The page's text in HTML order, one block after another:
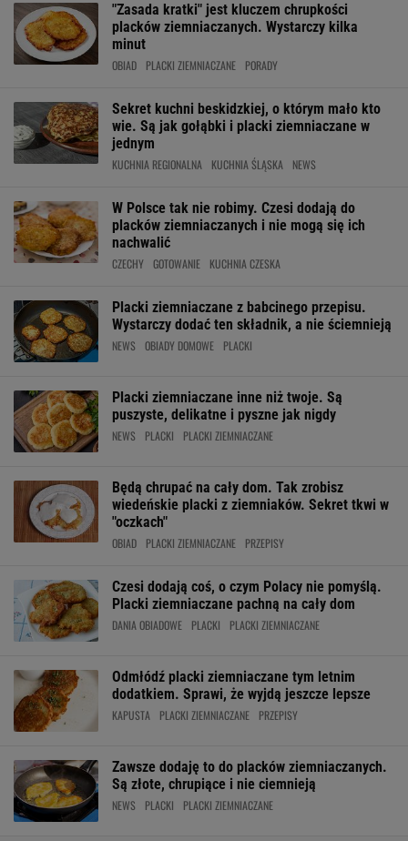
"Zasada kratki" jest kluczem chrupkości
placków ziemniaczanych. Wystarczy kilka
minut
OBIAD PLACKI ZIEMNIACZANE PORADY
Sekret kuchni beskidzkiej, o którym mało kto
wie. Są jak gołąbki i placki ziemniaczane w
jednym
KUCHNIA REGIONALNA KUCHNIA ŚLĄSKA NEWS
W Polsce tak nie robimy. Czesi dodają do
placków ziemniaczanych i nie mogą się ich
nachwalić
CZECHY GOTOWANIE KUCHNIA CZESKA
Placki ziemniaczane z babcinego przepisu.
Wystarczy dodać ten składnik, a nie ściemnieją
NEWS OBIADY DOMOWE PLACKI
Placki ziemniaczane inne niż twoje. Są
puszyste, delikatne i pyszne jak nigdy
NEWS PLACKI PLACKI ZIEMNIACZANE
Będą chrupać na cały dom. Tak zrobisz
wiedeńskie placki z ziemniaków. Sekret tkwi w
"oczkach"
OBIAD PLACKI ZIEMNIACZANE PRZEPISY
Czesi dodają coś, o czym Polacy nie pomyślą.
Placki ziemniaczane pachną na cały dom
DANIA OBIADOWE PLACKI PLACKI ZIEMNIACZANE
Odmłódź placki ziemniaczane tym letnim
dodatkiem. Sprawi, że wyjdą jeszcze lepsze
KAPUSTA PLACKI ZIEMNIACZANE PRZEPISY
Zawsze dodaję to do placków ziemniaczanych.
Są złote, chrupiące i nie ciemnieją
NEWS PLACKI PLACKI ZIEMNIACZANE